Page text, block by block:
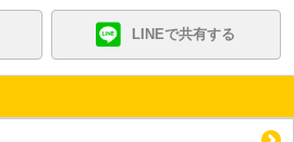
LINEで共有する